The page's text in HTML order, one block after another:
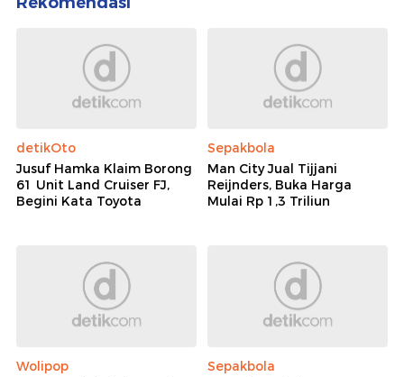
detikOto
Jusuf Hamka Klaim Borong
61 Unit Land Cruiser FJ,
Begini Kata Toyota
Sepakbola
Man City Jual Tijjani
Reijnders, Buka Harga
Mulai Rp 1,3 Triliun
Wolipop
Sepakbola